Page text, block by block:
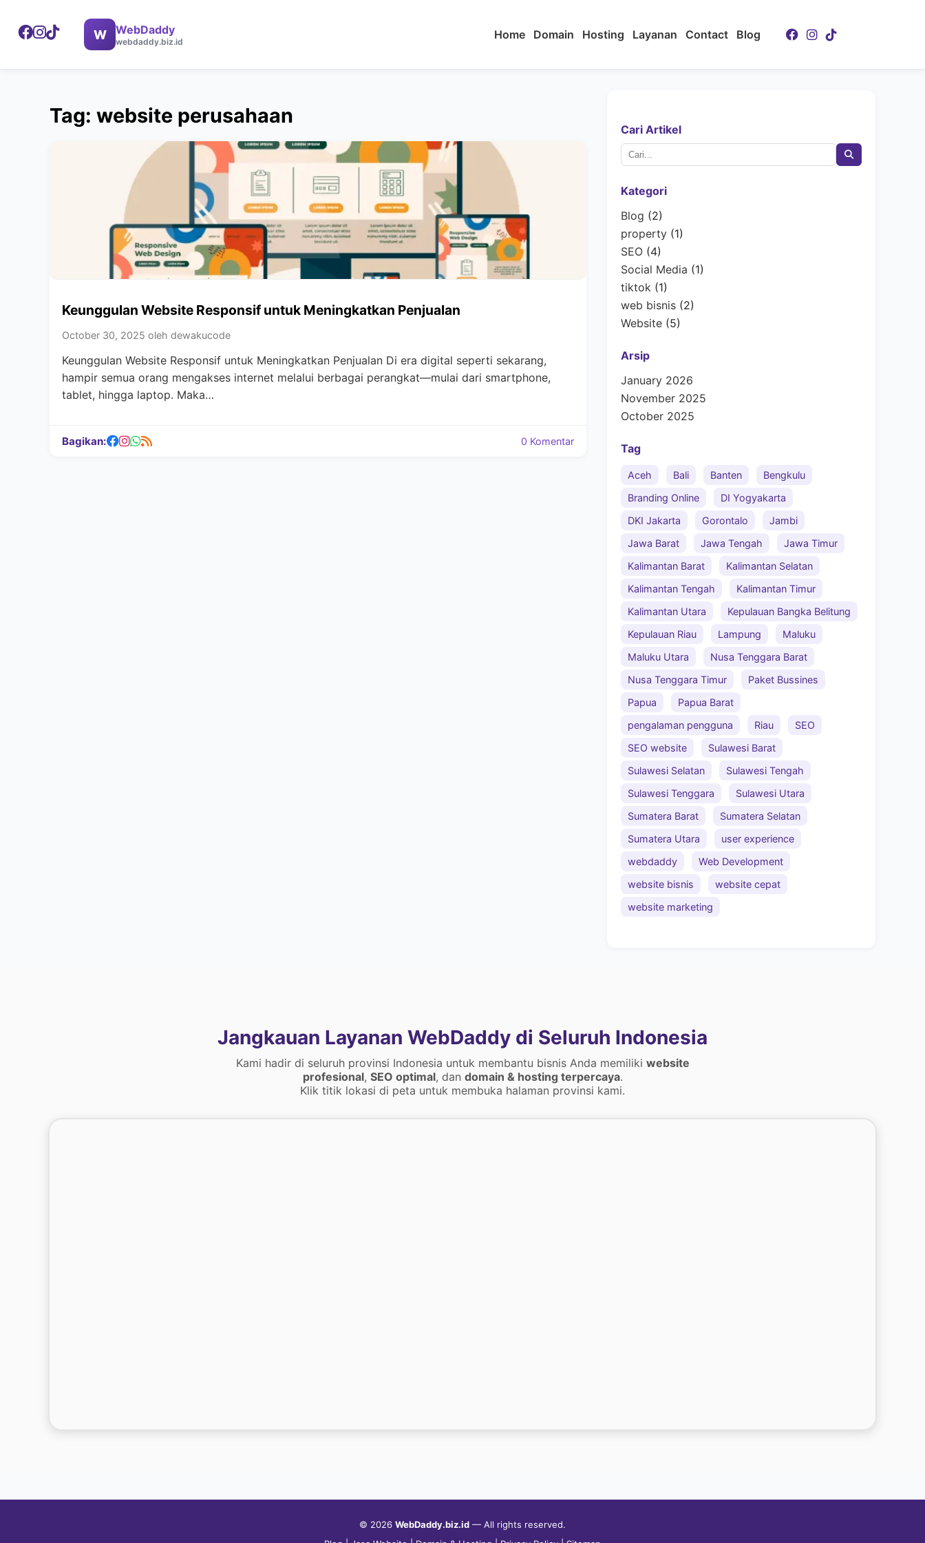
W WebDaddy
webdaddy.biz.id Home Domain Hosting Layanan Contact Blog
Tag: website perusahaan
Keunggulan Website Responsif untuk Meningkatkan Penjualan
October 30, 2025 oleh dewakucode
Keunggulan Website Responsif untuk Meningkatkan Penjualan Di era digital seperti sekarang,
hampir semua orang mengakses internet melalui berbagai perangkat—mulai dari smartphone,
tablet, hingga laptop. Maka…
Bagikan: 0 Komentar
Cari Artikel
Kategori
Blog (2)
property (1)
SEO (4)
Social Media (1)
tiktok (1)
web bisnis (2)
Website (5)
Arsip
January 2026
November 2025
October 2025
Tag
Aceh Bali Banten
Bengkulu
Branding Online
DI Yogyakarta
DKI Jakarta
Gorontalo
Jambi
Jawa Barat
Jawa Tengah
Jawa Timur
Kalimantan Barat
Kalimantan Selatan
Kalimantan Tengah
Kalimantan Timur
Kalimantan Utara
Kepulauan Bangka Belitung
Kepulauan Riau
Lampung
Maluku
Maluku Utara
Nusa Tenggara Barat
Nusa Tenggara Timur
Paket Bussines
Papua
Papua Barat
pengalaman pengguna
Riau
SEO
SEO website
Sulawesi Barat
Sulawesi Selatan
Sulawesi Tengah
Sulawesi Tenggara
Sulawesi Utara
Sumatera Barat
Sumatera Selatan
Sumatera Utara
user experience
webdaddy
Web Development
website bisnis
website cepat
website marketing
Jangkauan Layanan WebDaddy di Seluruh Indonesia
Kami hadir di seluruh provinsi Indonesia untuk membantu bisnis Anda memiliki website
profesional, SEO optimal, dan domain & hosting terpercaya.
Klik titik lokasi di peta untuk membuka halaman provinsi kami.
© 2026 WebDaddy.biz.id — All rights reserved.